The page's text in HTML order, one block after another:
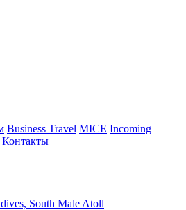
Business Travel MICE Incoming
Контакты
South Male Atoll